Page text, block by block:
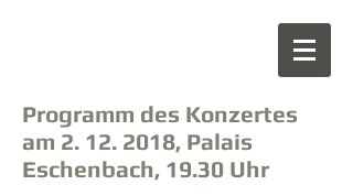
Programm des Konzertes
am 2. 12. 2018, Palais
Eschenbach, 19.30 Uhr